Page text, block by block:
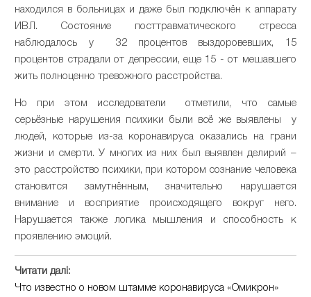
находился в больницах и даже был подключён к аппарату
ИВЛ. Состояние посттравматического стресса
наблюдалось у 32 процентов выздоровевших, 15
процентов страдали от депрессии, еще 15 - от мешавшего
жить полноценно тревожного расстройства.
Но при этом исследователи отметили, что самые
серьёзные нарушения психики были всё же выявлены у
людей, которые из-за коронавируса оказались на грани
жизни и смерти. У многих из них был выявлен делирий –
это расстройство психики, при котором сознание человека
становится замутнённым, значительно нарушается
внимание и восприятие происходящего вокруг него.
Нарушается также логика мышления и способность к
проявлению эмоций.
Читати далі:
Что известно о новом штамме коронавируса «Омикрон»